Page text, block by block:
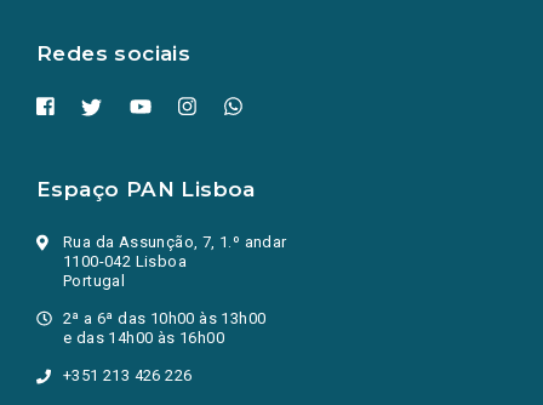
Redes sociais
Espaço PAN Lisboa
Rua da Assunção, 7, 1.º andar
1100-042 Lisboa
Portugal
2ª a 6ª das 10h00 às 13h00
e das 14h00 às 16h00
+351 213 426 226